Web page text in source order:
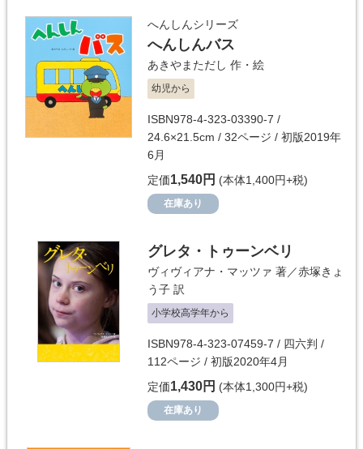
へんしんシリーズ
へんしんバス
あきやまただし 作・絵
幼児から
ISBN978-4-323-03390-7 /
24.6×21.5cm / 32ページ / 初版2019年
6月
定価1,540円 (本体1,400円+税)
在庫あり
グレタ・トゥーンベリ
ヴィヴィアナ・マッツァ 著／赤塚きょ
う子 訳
小学校高学年から
ISBN978-4-323-07459-7 / 四六判 /
112ページ / 初版2020年4月
定価1,430円 (本体1,300円+税)
在庫あり